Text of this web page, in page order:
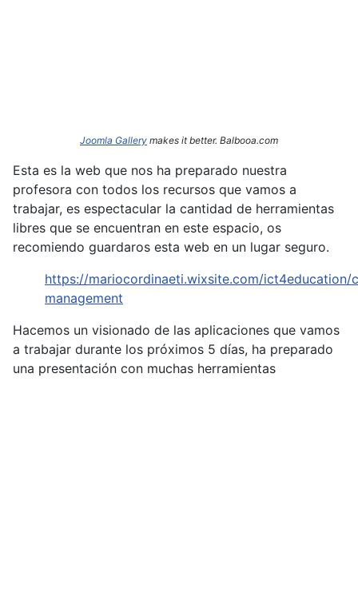
Joomla Gallery makes it better. Balbooa.com
Esta es la web que nos ha preparado nuestra
profesora con todos los recursos que vamos a
trabajar, es espectacular la cantidad de herramientas
libres que se encuentran en este espacio, os
recomiendo guardaros esta web en un lugar seguro.
https://mariocordinaeti.wixsite.com/ict4education/
management
Hacemos un visionado de las aplicaciones que vamos
a trabajar durante los próximos 5 días, ha preparado
una presentación con muchas herramientas